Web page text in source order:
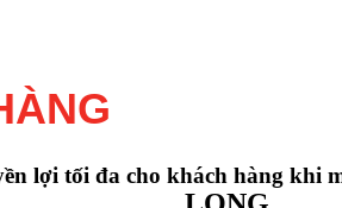
lợi tối đa cho khách hàng khi